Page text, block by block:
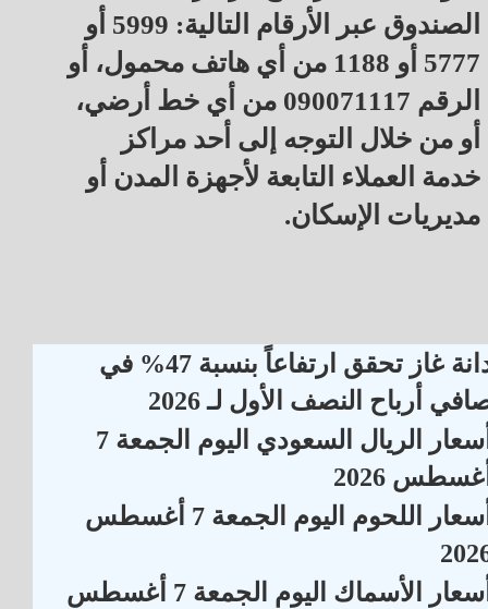
الصندوق عبر الأرقام التالية: 5999 أو
5777 أو 1188 من أي هاتف محمول، أو
الرقم 090071117 من أي خط أرضي،
أو من خلال التوجه إلى أحد مراكز
خدمة العملاء التابعة لأجهزة المدن أو
مديريات الإسكان.
دانة غاز تحقق ارتفاعاً بنسبة 47% في
أرباح النصف الأول لـ 2026
أسعار الريال السعودي اليوم الجمعة 7
2026
أسعار اللحوم اليوم الجمعة 7 أغسطس
الأسماك اليوم الجمعة 7 أغسطس